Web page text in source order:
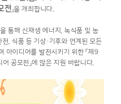
전」을 개최합니다.
통해 신재생 에너지, 녹식품 및 농
, 식품 등 기상·기후와 연계된 모든
아이디어를 발전시키기 위한 「제9
공모전」에 많은 지원 바랍니다.